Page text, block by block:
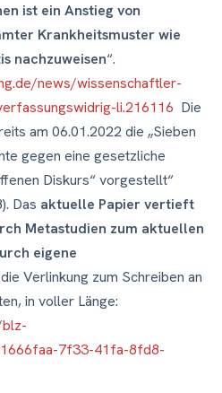
ist ein Anstieg von
Krankheitsmuster wie
nachzuweisen“.
news/wissenschaftler-
li.216116 Die
am 06.01.2022 die „Sieben
gegen eine gesetzliche
Diskurs“ vorgestellt“
Das aktuelle Papier vertieft
Metastudien zum aktuellen
eigene
Verlinkung zum Schreiben an
in voller Länge:
7f33-41fa-8fd8-